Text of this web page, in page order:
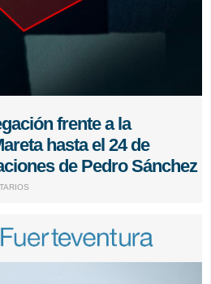
frente a la
hasta el 24 de
de Pedro Sánchez